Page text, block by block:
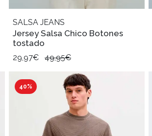
SALSA JEANS
Jersey Salsa Chico Botones
tostado
29,97€ 49,95€
40%